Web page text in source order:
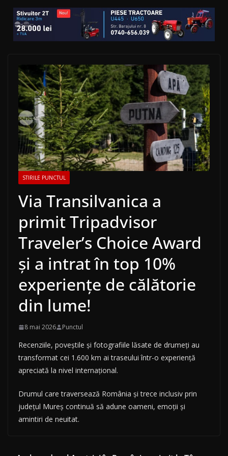
STIRILE PUNCTUL
Via Transilvanica a
primit Tripadvisor
Traveler’s Choice Award
și a intrat în top 10%
experiențe de călătorie
din lume!
8 mai 2026 Punctul
Recenziile, poveștile și fotografiile lăsate de drumeți au
transformat cei 1.600 km ai traseului într-o experiență
apreciată la nivel internațional.
Drumul care traversează România și trece inclusiv prin
județul Mureș continuă să adune oameni, emoții și
amintiri de neuitat.